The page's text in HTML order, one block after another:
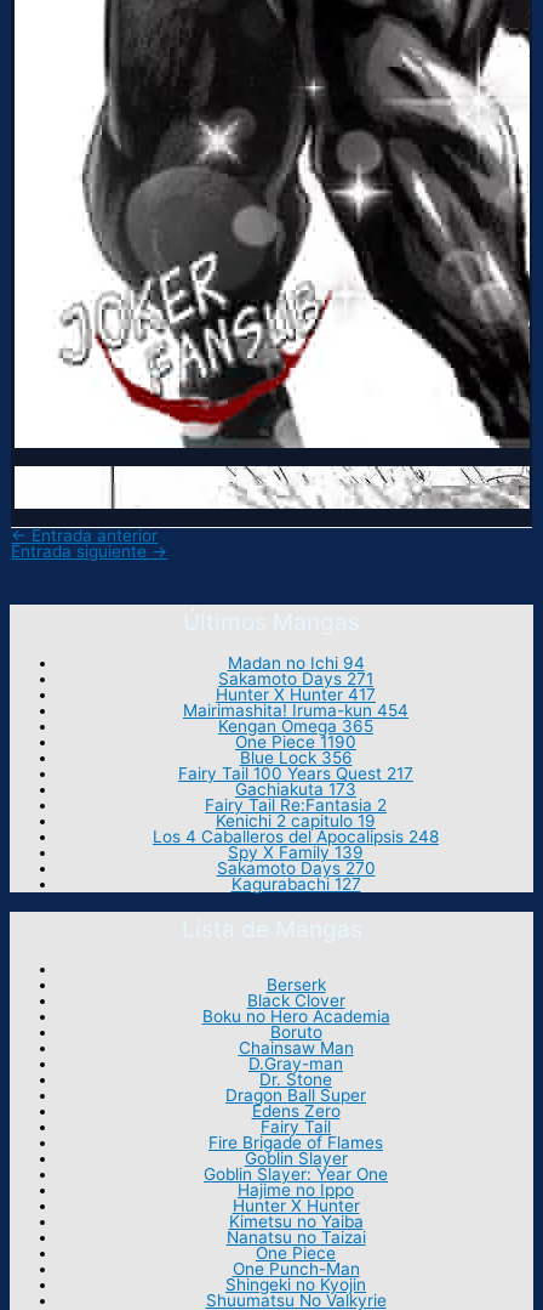
← Entrada anterior
Entrada siguiente →
Últimos Mangas
Madan no Ichi 94
Sakamoto Days 271
Hunter X Hunter 417
Mairimashita! Iruma-kun 454
Kengan Omega 365
One Piece 1190
Blue Lock 356
Fairy Tail 100 Years Quest 217
Gachiakuta 173
Fairy Tail Re:Fantasia 2
Kenichi 2 capitulo 19
Los 4 Caballeros del Apocalipsis 248
Spy X Family 139
Sakamoto Days 270
Kagurabachi 127
Lista de Mangas
Berserk
Black Clover
Boku no Hero Academia
Boruto
Chainsaw Man
D.Gray-man
Dr. Stone
Dragon Ball Super
Edens Zero
Fairy Tail
Fire Brigade of Flames
Goblin Slayer
Goblin Slayer: Year One
Hajime no Ippo
Hunter X Hunter
Kimetsu no Yaiba
Nanatsu no Taizai
One Piece
One Punch-Man
Shingeki no Kyojin
Shuumatsu No Valkyrie